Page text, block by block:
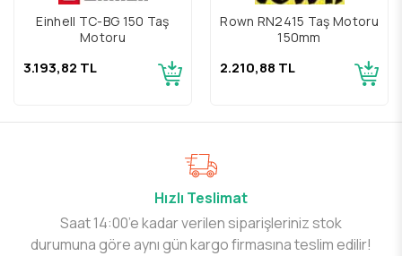
Einhell TC-BG 150 Taş
Motoru
3.193,82 TL
Rown RN2415 Taş Motoru
150mm
2.210,88 TL
Hızlı Teslimat
Saat 14:00’e kadar verilen siparişleriniz stok
durumuna göre aynı gün kargo firmasına teslim edilir!